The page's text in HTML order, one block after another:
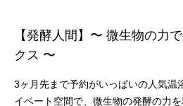
【発酵⼈間】〜 微生物の力
クス 〜
3ヶ月先まで予約がいっぱいの人気温
イベート空間で、微生物の発酵の力